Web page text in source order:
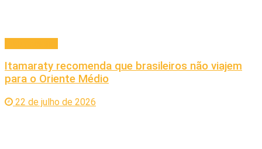
Itamaraty recomenda que brasileiros não viajem
para o Oriente Médio
22 de julho de 2026